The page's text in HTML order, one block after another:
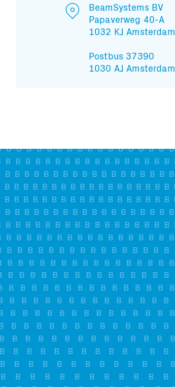
BeamSystems BV
Papaverweg 40-A
1032 KJ Amsterdam
Postbus 37390
1030 AJ Amsterdam